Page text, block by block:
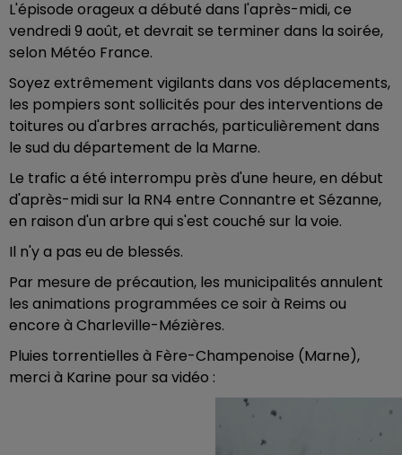
L'épisode orageux a débuté dans l'après-midi, ce
vendredi 9 août, et devrait se terminer dans la soirée,
selon Météo France.
Soyez extrêmement vigilants dans vos déplacements,
les pompiers sont sollicités pour des interventions de
toitures ou d'arbres arrachés, particulièrement dans
le sud du département de la Marne.
Le trafic a été interrompu près d'une heure, en début
d'après-midi sur la RN4 entre Connantre et Sézanne,
en raison d'un arbre qui s'est couché sur la voie.
Il n'y a pas eu de blessés.
Par mesure de précaution, les municipalités annulent
les animations programmées ce soir à Reims ou
encore à Charleville-Mézières.
Pluies torrentielles à Fère-Champenoise (Marne),
merci à Karine pour sa vidéo :